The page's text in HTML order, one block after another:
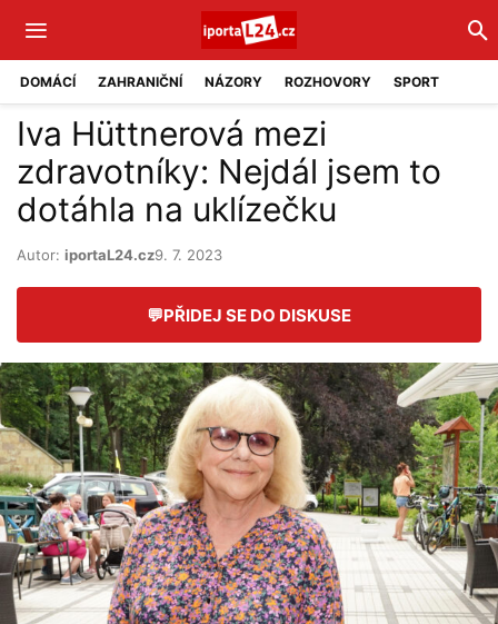
DOMÁCÍ ZAHRANIČNÍ NÁZORY ROZHOVORY SPORT
Iva Hüttnerová mezi
zdravotníky: Nejdál jsem to
dotáhla na uklízečku
Autor: iportaL24.cz9. 7. 2023
💬PŘIDEJ SE DO DISKUSE